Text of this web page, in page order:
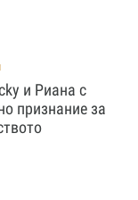
и Риана с
признание за